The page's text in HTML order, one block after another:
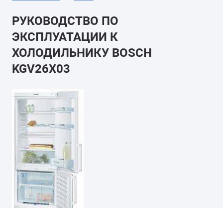
РУКОВОДСТВО ПО
ЭКСПЛУАТАЦИИ К
ХОЛОДИЛЬНИКУ BOSCH
KGV26X03